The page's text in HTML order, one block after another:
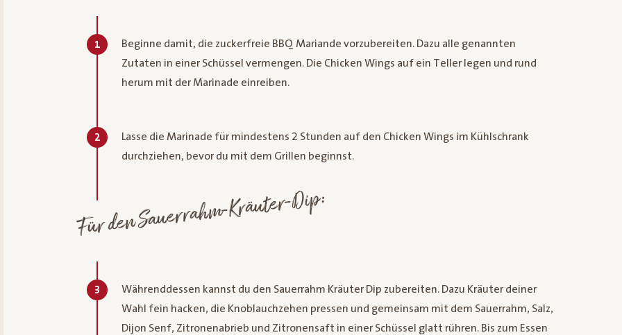
1
Beginne damit, die zuckerfreie BBQ Mariande vorzubereiten. Dazu alle genannten
Zutaten in einer Schüssel vermengen. Die Chicken Wings auf ein Teller legen und rund
herum mit der Marinade einreiben.
2
Lasse die Marinade für mindestens 2 Stunden auf den Chicken Wings im Kühlschrank
durchziehen, bevor du mit dem Grillen beginnst.
Für den Sauerrahm-Kräuter-Dip:
3
Währenddessen kannst du den Sauerrahm Kräuter Dip zubereiten. Dazu Kräuter deiner
Wahl fein hacken, die Knoblauchzehen pressen und gemeinsam mit dem Sauerrahm, Salz,
Dijon Senf, Zitronenabrieb und Zitronensaft in einer Schüssel glatt rühren. Bis zum Essen